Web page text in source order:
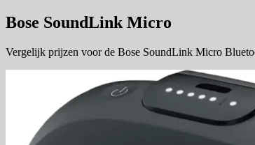
Bose SoundLink Micro
Vergelijk prijzen voor de Bose SoundLink Micro